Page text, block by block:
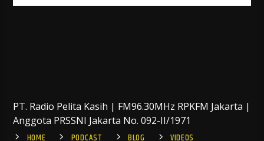
PT. Radio Pelita Kasih | FM96.30MHz RPKFM Jakarta |
Anggota PRSSNI Jakarta No. 092-II/1971
HOME
PODCAST BLOG VIDEOS